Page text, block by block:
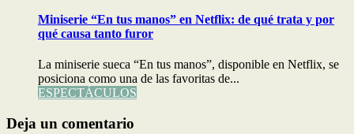
Miniserie “En tus manos” en Netflix: de qué trata y por
qué causa tanto furor
La miniserie sueca “En tus manos”, disponible en Netflix, se
posiciona como una de las favoritas de...
ESPECTÁCULOS
Deja un comentario